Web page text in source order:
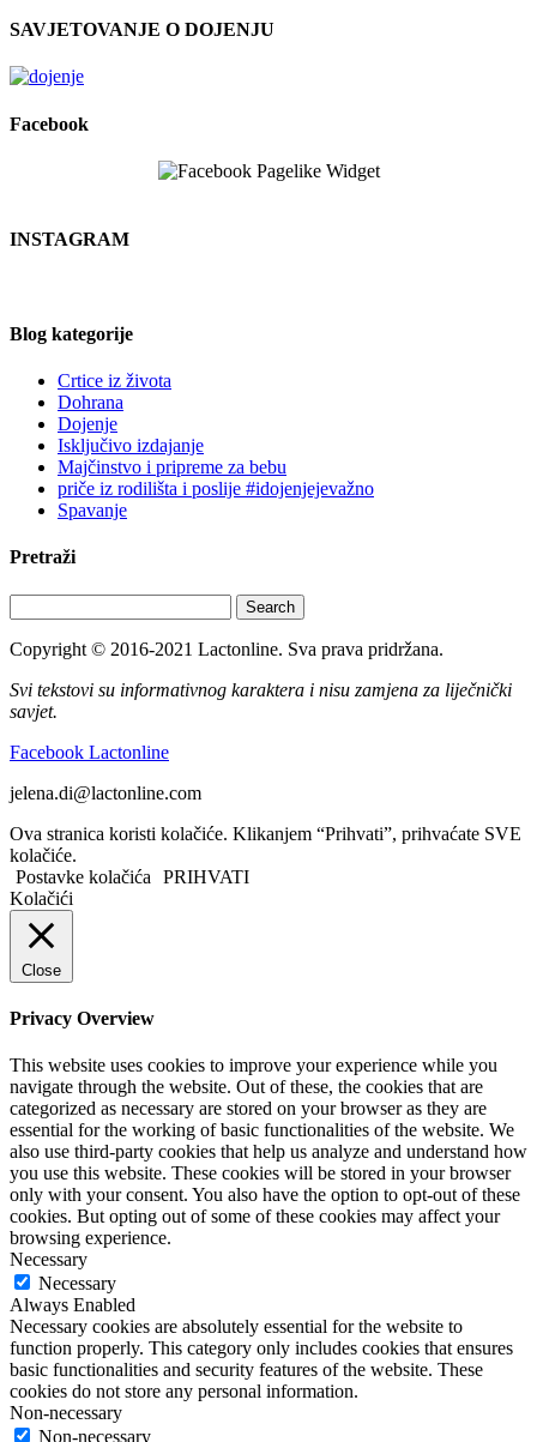
SAVJETOVANJE O DOJENJU
Facebook
INSTAGRAM
Blog kategorije
Crtice iz života
Dohrana
Dojenje
Isključivo izdajanje
Majčinstvo i pripreme za bebu
priče iz rodilišta i poslije #idojenjejevažno
Spavanje
Pretraži
Search
Copyright © 2016-2021 Lactonline. Sva prava pridržana.
Svi tekstovi su informativnog karaktera i nisu zamjena za liječnički
savjet.
Facebook Lactonline
jelena.di@lactonline.com
Ova stranica koristi kolačiće. Klikanjem “Prihvati”, prihvaćate SVE
kolačiće.
Postavke kolačića
PRIHVATI
Kolačići
Close
Privacy Overview
This website uses cookies to improve your experience while you
navigate through the website. Out of these, the cookies that are
categorized as necessary are stored on your browser as they are
essential for the working of basic functionalities of the website. We
also use third-party cookies that help us analyze and understand how
you use this website. These cookies will be stored in your browser
only with your consent. You also have the option to opt-out of these
cookies. But opting out of some of these cookies may affect your
browsing experience.
Necessary
Necessary
Always Enabled
Necessary cookies are absolutely essential for the website to
function properly. This category only includes cookies that ensures
basic functionalities and security features of the website. These
cookies do not store any personal information.
Non-necessary
Non-necessary